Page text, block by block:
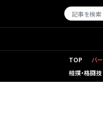
TOP バ
相撲・格闘技